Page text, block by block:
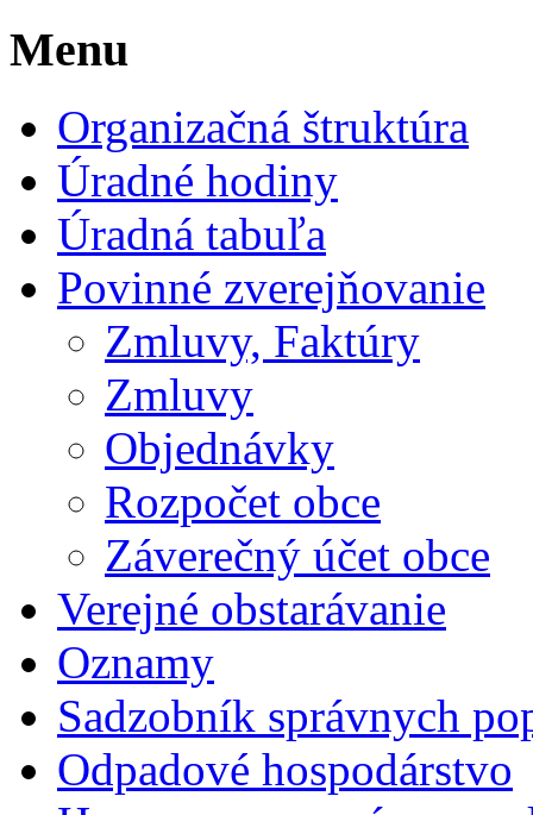
Menu
Organizačná štruktúra
Úradné hodiny
Úradná tabuľa
Povinné zverejňovanie
Zmluvy, Faktúry
Zmluvy
Objednávky
Rozpočet obce
Záverečný účet obce
Verejné obstarávanie
Oznamy
Sadzobník správnych
Odpadové hospodárstvo